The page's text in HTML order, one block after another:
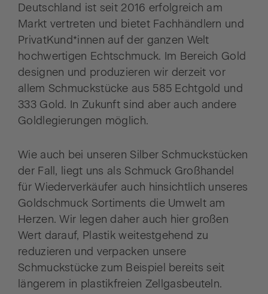
Deutschland ist seit 2016 erfolgreich am
Markt vertreten und bietet Fachhändlern und
PrivatKund*innen auf der ganzen Welt
hochwertigen Echtschmuck. Im Bereich Gold
designen und produzieren wir derzeit vor
allem Schmuckstücke aus 585 Echtgold und
333 Gold. In Zukunft sind aber auch andere
Goldlegierungen möglich.
Wie auch bei unseren Silber Schmuckstücken
der Fall, liegt uns als Schmuck Großhandel
für Wiederverkäufer auch hinsichtlich unseres
Goldschmuck Sortiments die Umwelt am
Herzen. Wir legen daher auch hier großen
Wert darauf, Plastik weitestgehend zu
reduzieren und verpacken unsere
Schmuckstücke zum Beispiel bereits seit
längerem in plastikfreien Zellgasbeuteln.